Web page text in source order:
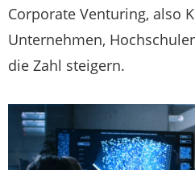
Corporate Venturing, also
Unternehmen,
die Zahl steigern.